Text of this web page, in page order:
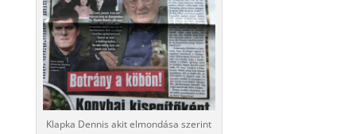
Klapka Dennis akit elmondása szerint